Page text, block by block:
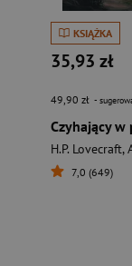
KSIĄŻKA
35,93 zł
49,90 zł -
Czyhający w
H.P. Lovecraft,
7,0 (649)